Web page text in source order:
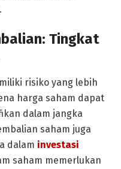
Tingkat
risiko yang lebih
harga saham dapat
dalam jangka
saham juga
dalam investasi
saham memerlukan